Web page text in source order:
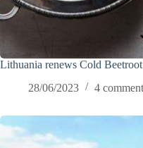
Lithuania renews Cold
28/06/2023
4